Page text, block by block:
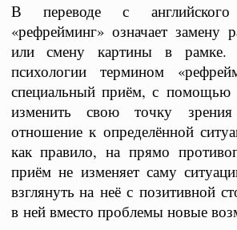
В переводе с
«рефрейминг» означает замену
или смену картины в рамке.
психологии термином
специальный приём, с помощью
изменить свою точку
отношение к определённой
как правило, на прямо
приём не изменяет саму
взглянуть на неё с позитивной
в ней вместо проблемы новые